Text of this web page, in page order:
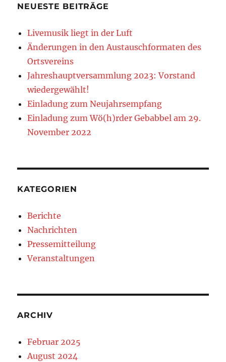
NEUESTE BEITRÄGE
Livemusik liegt in der Luft
Änderungen in den Austauschformaten des
Ortsvereins
Jahreshauptversammlung 2023: Vorstand
wiedergewählt!
Einladung zum Neujahrsempfang
Einladung zum Wö(h)rder Gebabbel am 29.
November 2022
KATEGORIEN
Berichte
Nachrichten
Pressemitteilung
Veranstaltungen
ARCHIV
Februar 2025
August 2024